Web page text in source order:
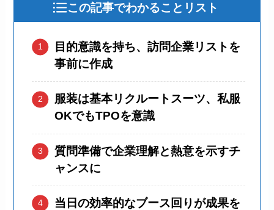
この記事でわかることリスト
目的意識を持ち、訪問企業リストを
事前に作成
服装は基本リクルートスーツ、私服
OKでもTPOを意識
質問準備で企業理解と熱意を示すチ
ャンスに
当日の効率的なブース回りが成果を